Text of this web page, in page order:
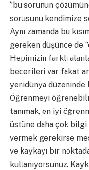
‘’bu sorunun
sorusunu kendimize
Aynı zamanda bu
gereken düşünce de
Hepimizin farklı
becerileri var fakat
yenidünya düzeninde
Öğrenmeyi
tanımak, en iyi
üstüne daha çok bilgi
vermek gerekirse
ve kaykayı bir
kullanıyorsunuz.